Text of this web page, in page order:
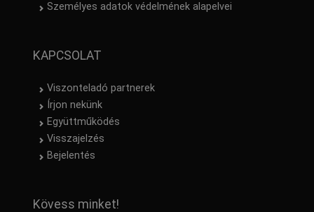
Személyes adatok védelmének alapelvei
KAPCSOLAT
Viszonteladó partnerek
Írjon nekünk
Együttműködés
Visszajelzés
Bejelentés
Kövess minket!